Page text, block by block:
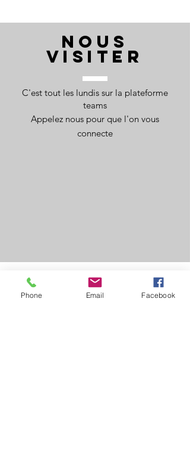
NOUS
VISITER
C'est tout les lundis sur la plateforme
teams
Appelez nous pour que l'on vous
connecte
DEMAND
Phone Email Facebook